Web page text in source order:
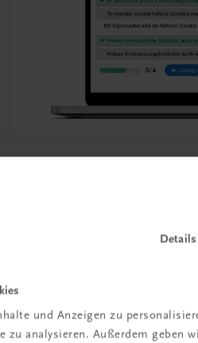
Details
und Anzeigen zu
zu analysieren. Außerdem geben
lernen